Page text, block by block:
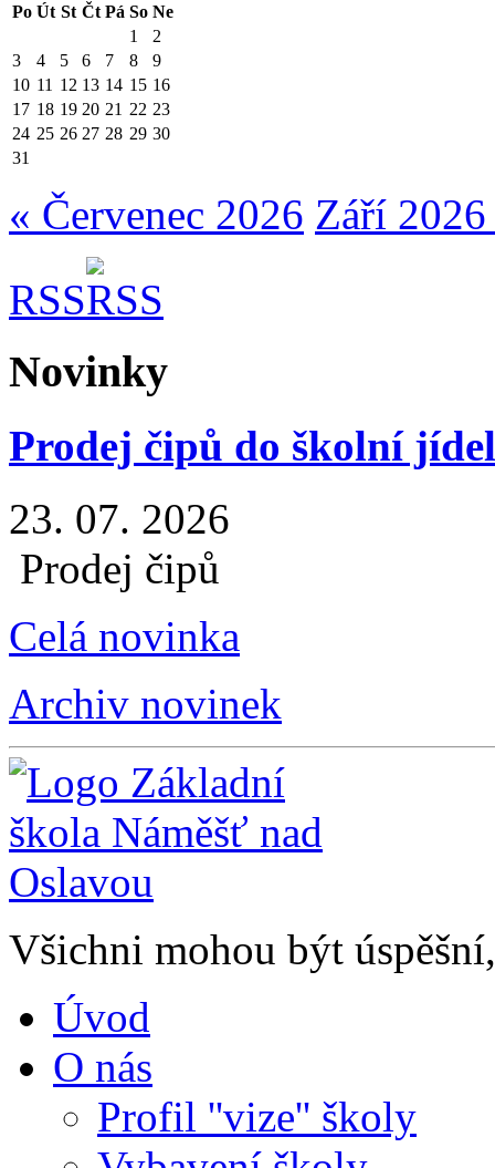
Po Út St Čt Pá So Ne
1
2
3
4 5 6 7 8
9
10 11 12 13 14 15 16
17 18 19 20 21 22 23
24 25 26 27 28 29 30
31
« Červenec 2026 Září
RSS
Novinky
Prodej čipů do školní
23. 07. 2026
Prodej čipů
Celá novinka
Archiv novinek
Všichni mohou být
Úvod
O nás
Profil ''vize'' školy